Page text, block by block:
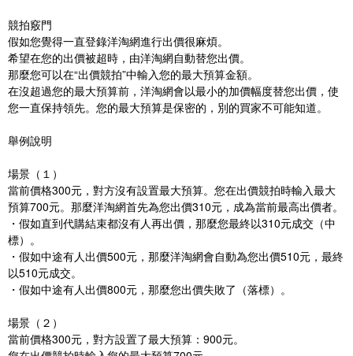
競拍竅門
假如您覺得一直登錄洋淘網進行出價很麻煩。
希望在您的出價被超時，由洋淘網自動替您出價。
那麼您可以在“出價競拍”中輸入您的最大預算金額。
在沒超過您的最大預算前，洋淘網會以最小的加價幅度替您出價，使
您一直保持領先。您的最大預算是保密的，別的買家不可能知道。
舉例說明
場景（１）
當前價格300元，對方沒有設置最大預算。您在出價競拍時輸入最大
預算700元。那麼洋淘網首先為您出價310元，成為當前最高出價者。
・假如直到代購結束都沒有人再出價，那麼您最終以310元成交（中
標）。
・假如中途有人出價500元，那麼洋淘網會自動為您出價510元，最終
以510元成交。
・假如中途有人出價800元，那麼您出價失敗了（落標）。
場景（２）
當前價格300元，對方設置了最大預算：900元。